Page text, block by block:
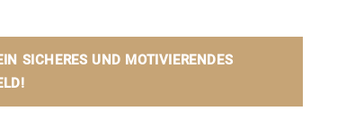
SICHERES UND MOTIVIERENDES